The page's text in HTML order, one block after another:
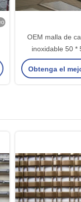
OEM malla de
inoxidable 50 *
cercas de
Obtenga el